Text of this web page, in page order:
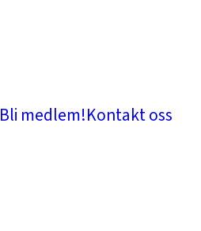
Bli medlem!Kontakt oss